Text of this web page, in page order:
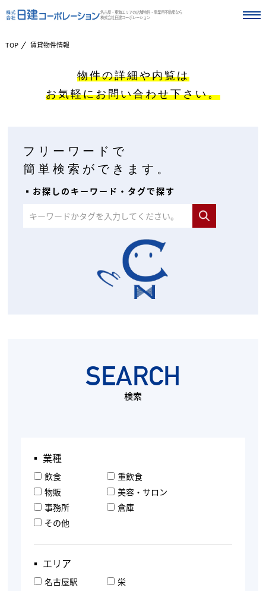
名古屋・東海エリアの店舗物件・事業用不動産なら
株式会社日建コーポレーション
TOP 賃貸物件情報
物件の詳細や内覧は
お気軽にお問い合わせ下さい。
フリーワードで
簡単検索ができます。
▪︎お探しのキーワード・タグで探す
SEARCH
検索
▪︎ 業種
飲食
重飲食
物販
美容・サロン
事務所
倉庫
その他
▪︎ エリア
名古屋駅
栄